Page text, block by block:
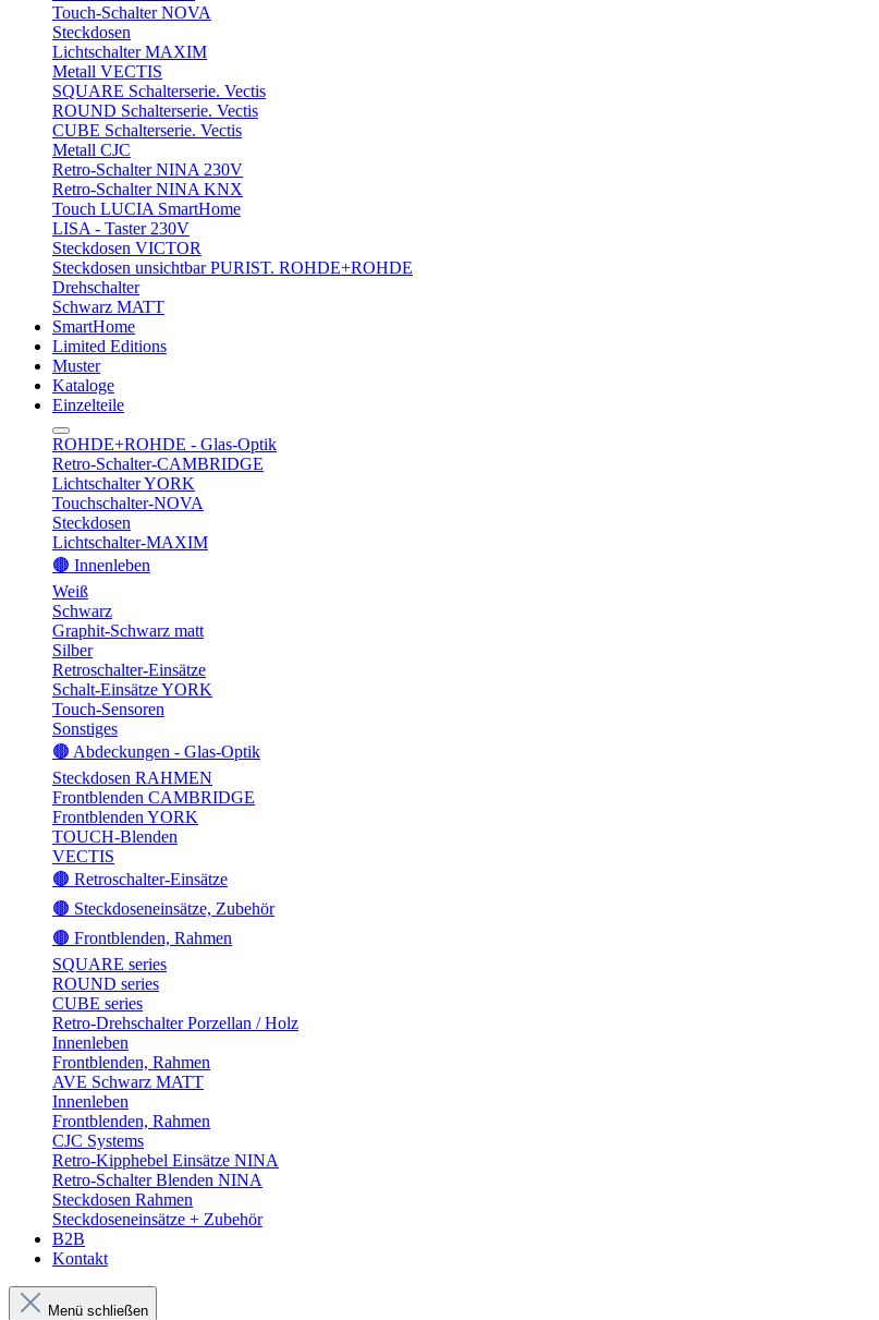
Touch-Schalter NOVA
Steckdosen
Lichtschalter MAXIM
Metall VECTIS
SQUARE Schalterserie. Vectis
ROUND Schalterserie. Vectis
CUBE Schalterserie. Vectis
Metall CJC
Retro-Schalter NINA 230V
Retro-Schalter NINA KNX
Touch LUCIA SmartHome
LISA - Taster 230V
Steckdosen VICTOR
Steckdosen unsichtbar PURIST. ROHDE+ROHDE
Drehschalter
Schwarz MATT
SmartHome
Limited Editions
Muster
Kataloge
Einzelteile
ROHDE+ROHDE - Glas-Optik
Retro-Schalter-CAMBRIDGE
Lichtschalter YORK
Touchschalter-NOVA
Steckdosen
Lichtschalter-MAXIM
🟤 Innenleben
Weiß
Schwarz
Graphit-Schwarz matt
Silber
Retroschalter-Einsätze
Schalt-Einsätze YORK
Touch-Sensoren
Sonstiges
🟤 Abdeckungen - Glas-Optik
Steckdosen RAHMEN
Frontblenden CAMBRIDGE
Frontblenden YORK
TOUCH-Blenden
VECTIS
🟤 Retroschalter-Einsätze
🟤 Steckdoseneinsätze, Zubehör
🟤 Frontblenden, Rahmen
SQUARE series
ROUND series
CUBE series
Retro-Drehschalter Porzellan / Holz
Innenleben
Frontblenden, Rahmen
AVE Schwarz MATT
Innenleben
Frontblenden, Rahmen
CJC Systems
Retro-Kipphebel Einsätze NINA
Retro-Schalter Blenden NINA
Steckdosen Rahmen
Steckdoseneinsätze + Zubehör
B2B
Kontakt
Menü schließen